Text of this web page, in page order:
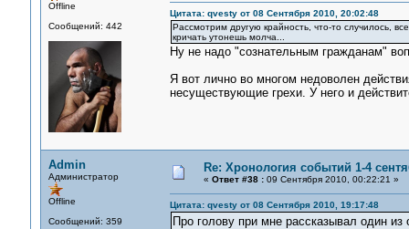
Offline
Сообщений: 442
Цитата: qvesty от 08 Сентября 2010, 20:02:48
Рассмотрим другую крайность, что-то случилось,
кричать утонешь молча...
Ну не надо "сознательным гражданам"
Я вот лично во многом недоволен
несуществующие грехи. У него и
Admin
Администратор
Offline
Сообщений: 359
Re: Хронология событий 1-4
« Ответ #38 :09 Сентября 2010, 00:22:21 »
Цитата: qvesty от 08 Сентября 2010, 19:17:48
Про голову при мне рассказывал один